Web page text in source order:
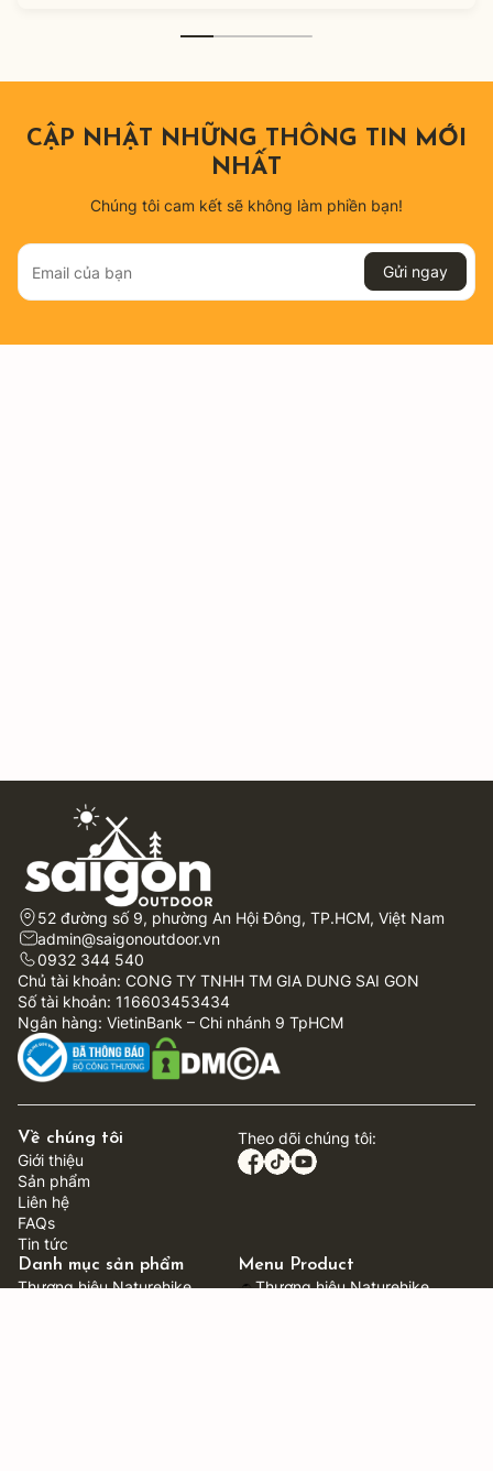
CẬP NHẬT NHỮNG THÔNG TIN MỚI
NHẤT
Chúng tôi cam kết sẽ không làm phiền bạn!
Gửi ngay
Về chúng tôi
Giới thiệu
Sản phẩm
Liên hệ
FAQs
Tin tức
Theo dõi chúng tôi:
Danh mục sản phẩm
Thương hiệu Naturehike
Menu Product
Thương hiệu Naturehike
52 đường số 9, phường An Hội Đông, TP.HCM, Việt Nam
admin@saigonoutdoor.vn
0932 344 540
Chủ tài khoản: CONG TY TNHH TM GIA DUNG SAI GON
Số tài khoản: 116603453434
Ngân hàng: VietinBank – Chi nhánh 9 TpHCM